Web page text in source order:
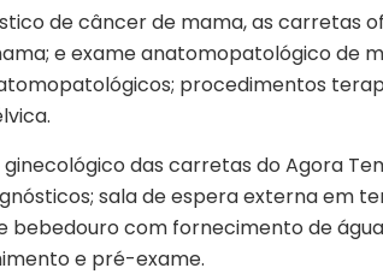
de câncer de mama, as
e exame anatomopatológico
procedimentos
das carretas do Agora
sala de espera externa em
bebedouro com fornecimento de
e pré-exame.